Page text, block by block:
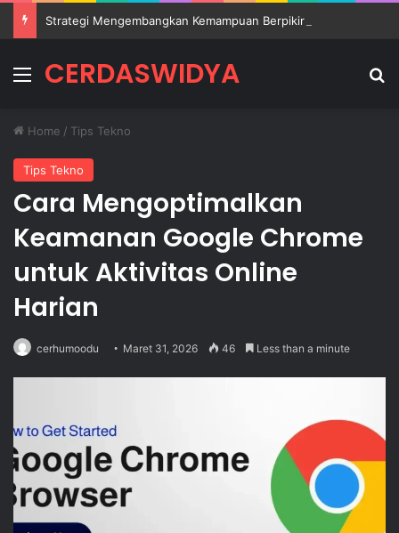
MenuCERDASWIDYA
Home / Tips Tekno
Tips Tekno
Cara Mengoptimalkan
Keamanan Google Chrome
untuk Aktivitas Online
Harian
cerhumoodu Maret 31, 2026 46 Less than a minute